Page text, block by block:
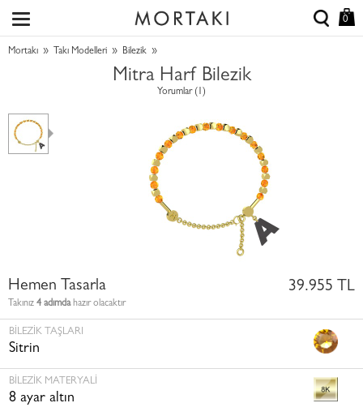
0
Mortakı » Takı Modelleri » Bilezik »
Mitra Harf Bilezik
Yorumlar (1)
Hemen Tasarla
Takınız 4 adımdahazır olacaktır
39.955 TL
BILEZIK TAŞLARI
Sitrin
BILEZIK MATERYALI
8 ayar altın